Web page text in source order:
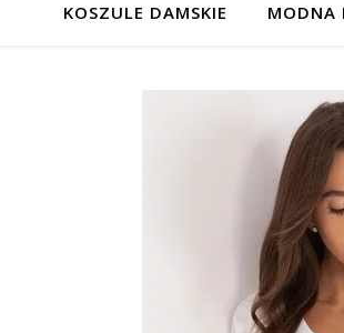
KOSZULE DAMSKIE MODNA